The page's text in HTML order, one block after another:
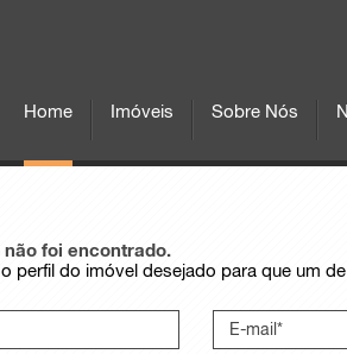
Home Imóveis Sobre Nós
foi encontrado.
perfil do imóvel desejado para que um